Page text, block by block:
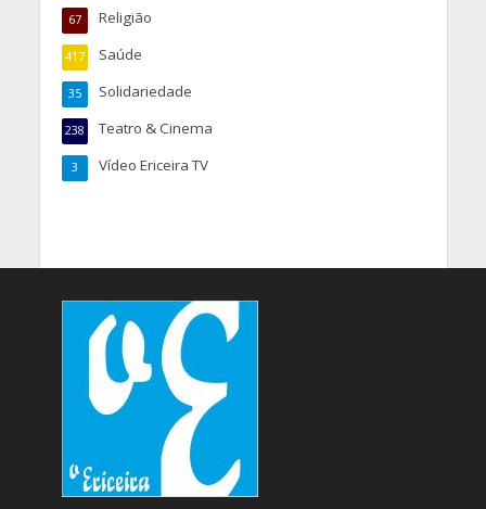
Religião
67
Saúde
417
Solidariedade
35
Teatro & Cinema
238
Vídeo Ericeira TV
3